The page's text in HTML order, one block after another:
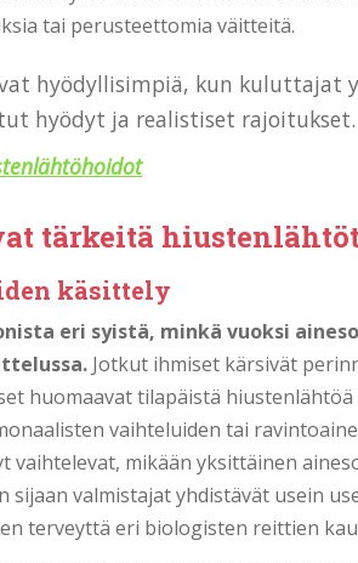
tai perusteettomia väitteitä.
hyödyllisimpiä, kun kuluttajat
hyödyt ja realistiset rajoitukset.
tärkeitä
käsittely
eri syistä, minkä vuoksi
Jotkut ihmiset kärsivät
huomaavat tilapäistä hiustenlähtöä
vaihteluiden tai
vaihtelevat, mikään yksittäinen
sijaan valmistajat yhdistävät usein
terveyttä eri biologisten reittien